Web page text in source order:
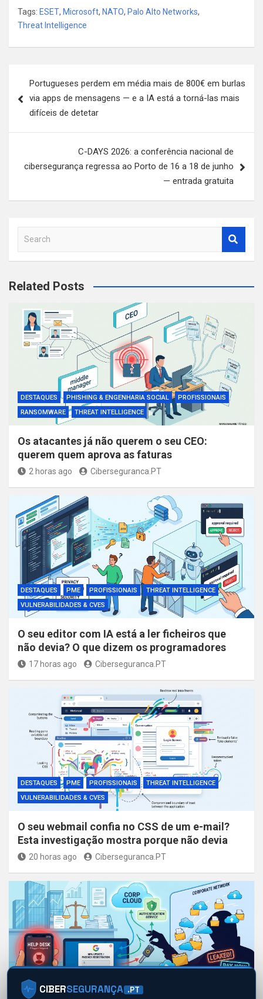
Tags: ESET, Microsoft, NATO, Palo Alto Networks,
Threat Intelligence
de
artigos
Portugueses perdem em média mais de 800€ em burlas
via apps de mensagens — e a IA está a torná-las mais
difíceis de detetar
C-DAYS 2026: a conferência nacional de
cibersegurança regressa ao Porto de 16 a 18 de junho
— entrada gratuita
a
c
Related Posts
DESTAQUES PHISHING & ENGENHARIA SOCIAL
PROFISSIONAIS
RANSOMWARE
THREAT INTELLIGENCE
Os atacantes já não querem o seu CEO:
querem quem aprova as faturas
2 horas ago Ciberseguranca.PT
DESTAQUES PME PROFISSIONAIS
THREAT INTELLIGENCE
VULNERABILIDADES & CVES
O seu editor com IA está a ler ficheiros que
não devia? O que dizem os programadores
17 horas ago Ciberseguranca.PT
DESTAQUES PME PROFISSIONAIS
THREAT INTELLIGENCE
VULNERABILIDADES & CVES
O seu webmail confia no CSS de um e-mail?
Esta investigação mostra porque não devia
20 horas ago Ciberseguranca.PT
PROFISSIONAIS
THREAT INTELLIGENCE
CIBERSEGURANÇA .PT